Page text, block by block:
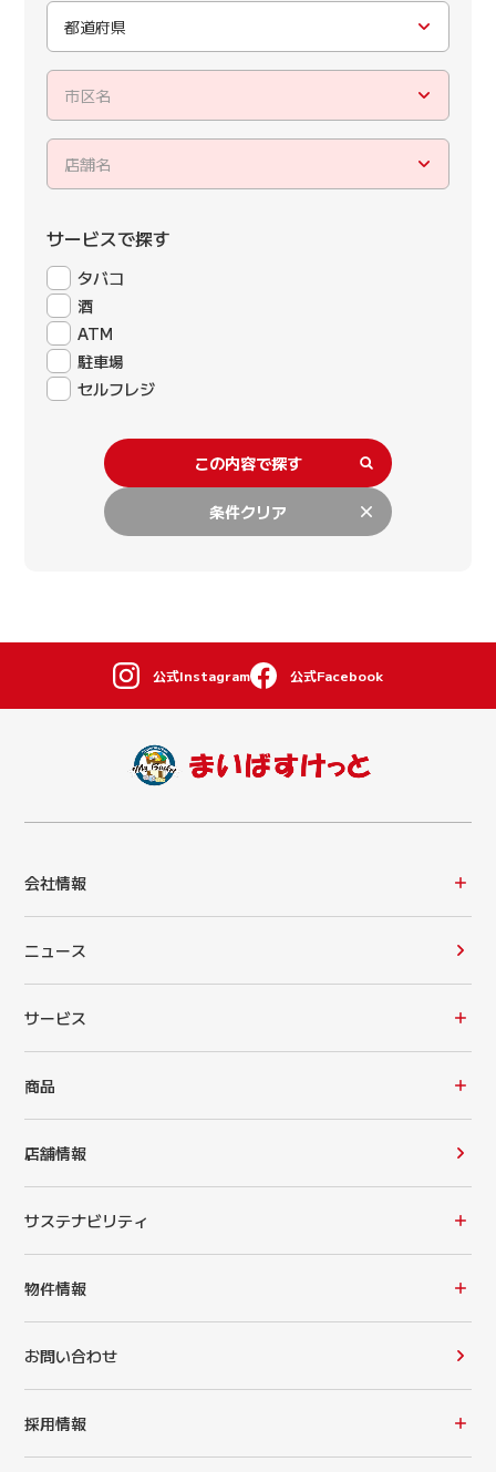
都道府県
市区名
店舗名
サービスで探す
タバコ
酒
ATM
駐車場
セルフレジ
この内容で探す
条件クリア
公式Instagram 公式Facebook
会社情報
ニュース
サービス
商品
店舗情報
サステナビリティ
物件情報
お問い合わせ
採用情報